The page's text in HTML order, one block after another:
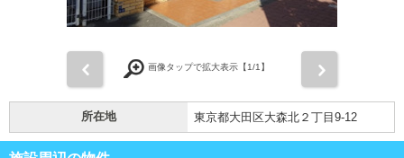
画像タップで拡大表示【1/1】
所在地 東京都大田区大森北２丁目9-12